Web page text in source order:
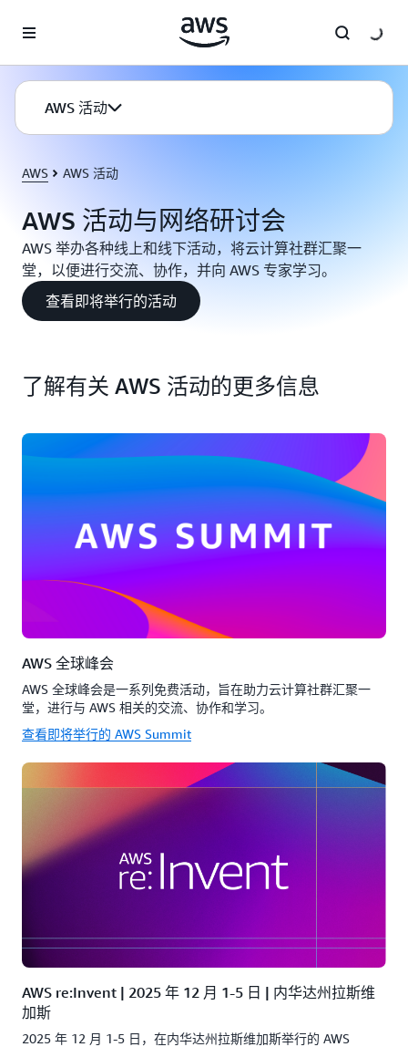
AWS 活动
AWS AWS 活动
AWS 活动与网络研讨会
AWS 举办各种线上和线下活动，将云计算社群汇聚一
堂，以便进行交流、协作，并向 AWS 专家学习。
查看即将举行的活动
了解有关 AWS 活动的更多信息
AWS 全球峰会
AWS 全球峰会是一系列免费活动，旨在助力云计算社群汇聚一
堂，进行与 AWS 相关的交流、协作和学习。
查看即将举行的 AWS Summit
AWS re:Invent | 2025 年 12 月 1-5 日 | 内华达州拉斯维
加斯
2025 年 12 月 1-5 日，在内华达州拉斯维加斯举行的 AWS